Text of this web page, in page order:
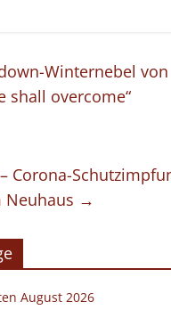
Winternebel von
shall overcome“
Corona-
Neuhaus →
August 2026